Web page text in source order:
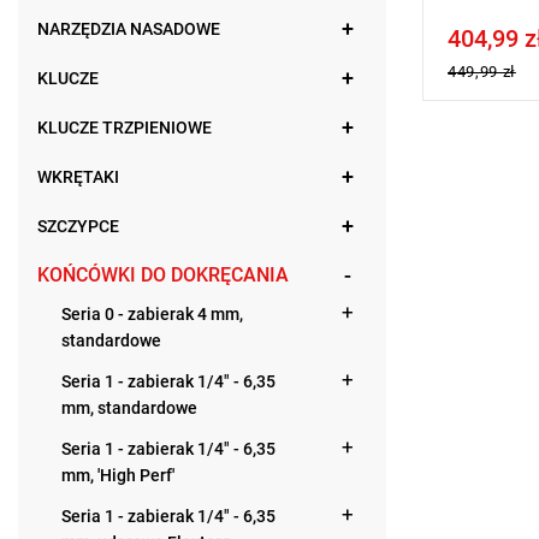
NARZĘDZIA NASADOWE
KLUCZE
KLUCZE TRZPIENIOWE
WKRĘTAKI
SZCZYPCE
KOŃCÓWKI DO DOKRĘCANIA
Seria 0 - zabierak 4 mm,
standardowe
Seria 1 - zabierak 1/4" - 6,35
mm, standardowe
Seria 1 - zabierak 1/4" - 6,35
mm, 'High Perf'
Seria 1 - zabierak 1/4" - 6,35
Price tax
404,99
449,99 zł